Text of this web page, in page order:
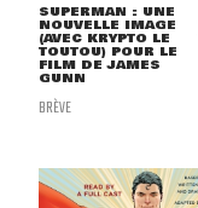
SUPERMAN : UNE
NOUVELLE IMAGE
(AVEC KRYPTO LE
TOUTOU) POUR LE
FILM DE JAMES
GUNN
BRÈVE